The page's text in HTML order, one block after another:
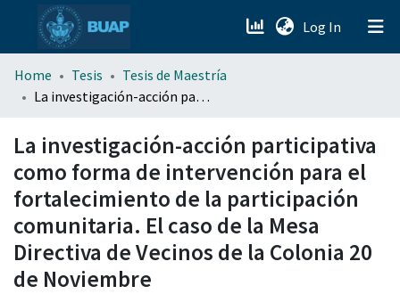
Log In (current)
menu.section.about_menu
Home Tesis
Tesis de Maestría
La investigación-acción participativa como forma de intervención para el fortalecimiento de la participación comunitaria. El caso de la Mesa Directiva de Vecinos de la Colonia 20 de Noviembre
La investigación-acción participativa
como forma de intervención para el
fortalecimiento de la participación
comunitaria. El caso de la Mesa
Directiva de Vecinos de la Colonia 20
de Noviembre